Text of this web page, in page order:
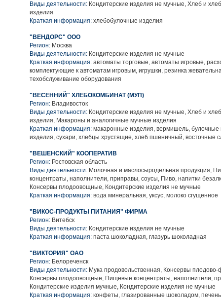
Виды деятельности: Кондитерские изделия не мучные, Хлеб и
изделия
Краткая информация: хлебобулочные изделия
"ВЕНДОРС" ООО
Регион: Москва
Виды деятельности: Кондитерские изделия не мучные
Краткая информация: автоматы торговые, автоматы игровые,
комплектующие к автоматам игровым, игрушки, резинка
техобслуживание оборудования
"ВЕСЕННИЙ" ХЛЕБОКОМБИНАТ (МУП)
Регион: Владивосток
Виды деятельности: Кондитерские изделия не мучные, Хлеб и
изделия, Макароны и аналогичные мучные изделия
Краткая информация: макаронные изделия, вермишель, булочные
изделия, сухари, хлебцы хрустящие, хлеб пшеничный, восточные
"ВЕШЕНСКИЙ" КООПЕРАТИВ
Регион: Ростовская область
Виды деятельности: Молочная и маслосыродельная продукция,
концентраты, наполнители, приправы, соусы, Пиво, напитки
Консервы плодоовощные, Кондитерские изделия не мучные
Краткая информация: вода минеральная, уксус, молоко сгущенное
"ВИКОС-ПРОДУКТЫ ПИТАНИЯ" ФИРМА
Регион: Витебск
Виды деятельности: Кондитерские изделия не мучные
Краткая информация: паста шоколадная, глазурь шоколадная
"ВИКТОРИЯ" ОАО
Регион: Белореченск
Виды деятельности: Мука продовольственная, Консервы плодово-
Консервы плодоовощные, Пищевые концентраты, наполнители,
Кондитерские изделия мучные, Кондитерские изделия не мучные
Краткая информация: конфеты, глазированные шоколадом,